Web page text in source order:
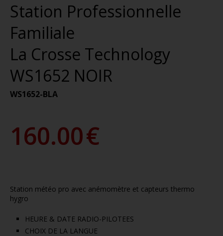
Station Professionnelle
Familiale
La Crosse Technology
WS1652 NOIR
WS1652-BLA
160.00€
Station météo pro avec anémomètre et capteurs thermo
hygro
HEURE & DATE RADIO-PILOTEES
CHOIX DE LA LANGUE